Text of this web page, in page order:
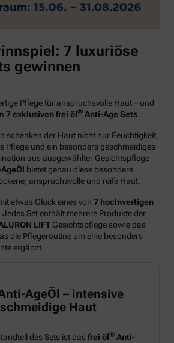
7 luxuriöse
gewinnen
Pflege für anspruchsvolle Haut – und
7 exklusiven frei öl® Anti-Age Sets
schenken der Haut nicht nur Feuchtigkeit,
Pflege und ein besonders geschmeidiges
aus ausgewählter Gesichtspflege
bietet genau diese besondere
anspruchsvolle und reife Haut.
etwas Glück eines von 7 hochwertigen
Set enthält mehrere Produkte der
LIFT Gesichtspflege sowie das
die Pflegeroutine um eine besonders
ergänzt.
AgeÖl – intensive
Haut
des Sets ist das frei öl® Anti-